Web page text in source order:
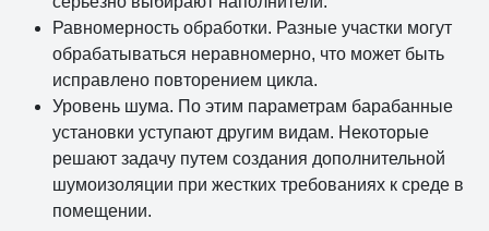
Равномерность обработки. Разные участки могут
обрабатываться неравномерно, что может быть
исправлено повторением цикла.
Уровень шума. По этим параметрам барабанные
установки уступают другим видам. Некоторые
решают задачу путем создания дополнительной
шумоизоляции при жестких требованиях к среде в
помещении.